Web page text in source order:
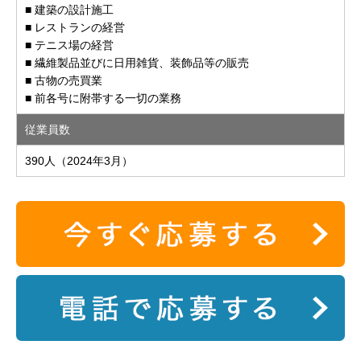
■ 建築の設計施工
■ レストランの経営
■ テニス場の経営
■ 繊維製品並びに日用雑貨、装飾品等の販売
■ 古物の売買業
■ 前各号に附帯する一切の業務
従業員数
390人（2024年3月）